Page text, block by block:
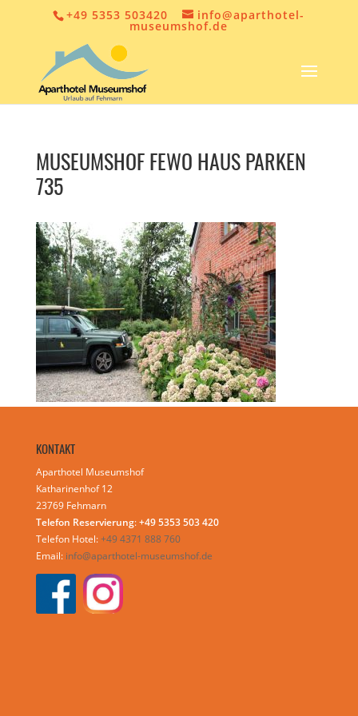
+49 5353 503420 info@aparthotel-
museumshof.de
MUSEUMSHOF FEWO HAUS PARKEN
735
KONTAKT
Aparthotel Museumshof
Katharinenhof 12
23769 Fehmarn
Telefon Reservierung:+49 5353 503 420
Telefon Hotel:+49 4371 888 760
Email: info@aparthotel-museumshof.de